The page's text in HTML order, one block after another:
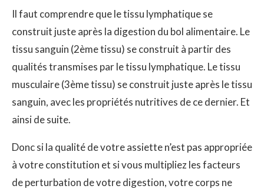
Il faut comprendre que le tissu lymphatique se
construit juste après la digestion du bol alimentaire. Le
tissu sanguin (2ème tissu) se construit à partir des
qualités transmises par le tissu lymphatique. Le tissu
musculaire (3ème tissu) se construit juste après le tissu
sanguin, avec les propriétés nutritives de ce dernier. Et
ainsi de suite.
Donc si la qualité de votre assiette n’est pas appropriée
à votre constitution et si vous multipliez les facteurs
de perturbation de votre digestion, votre corps ne